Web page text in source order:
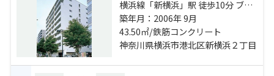
横浜線「新横浜」駅 徒歩10分 ブル
ーライン「新横浜」駅 徒歩6分 横浜
線「小机」駅 徒歩21分
築年月：2006年 9月
43.50㎡/鉄筋コンクリート
神奈川県横浜市港北区新横浜２丁目